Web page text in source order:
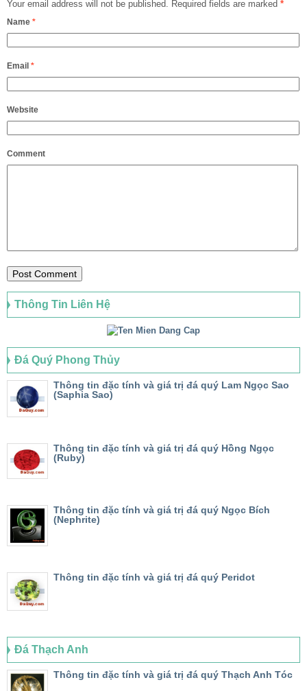
Your email address will not be published. Required fields are marked *
Name *
Email *
Website
Comment
Thông Tin Liên Hệ
Đá Quý Phong Thủy
Thông tin đặc tính và giá trị đá quý Lam Ngọc Sao
(Saphia Sao)
Thông tin đặc tính và giá trị đá quý Hồng Ngọc
(Ruby)
Thông tin đặc tính và giá trị đá quý Ngọc Bích
(Nephrite)
Thông tin đặc tính và giá trị đá quý Peridot
Đá Thạch Anh
Thông tin đặc tính và giá trị đá quý Thạch Anh Tóc